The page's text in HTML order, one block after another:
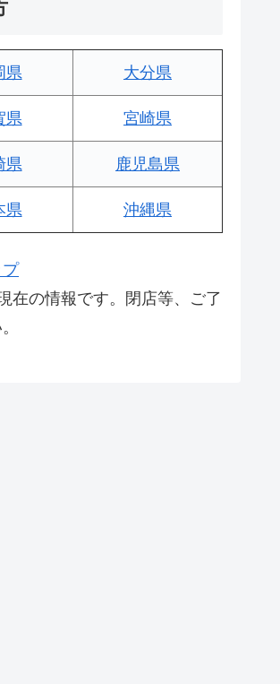
県 大分県
県 宮崎県
県 鹿児島県
県 沖縄県
在の情報です。閉店等、ご了